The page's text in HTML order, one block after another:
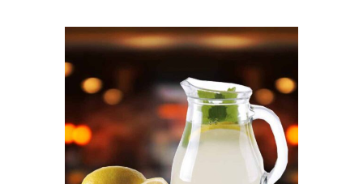
PEDIR AHORA
/
DETAILS